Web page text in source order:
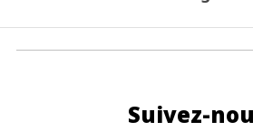
Suivez-